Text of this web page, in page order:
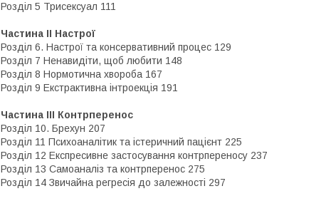
Розділ 5 Трисексуал 111
Частина ІІ Настрої
Розділ 6. Настрої та консервативний процес 129
Розділ 7 Ненавидіти, щоб любити 148
Розділ 8 Нормотична хвороба 167
Розділ 9 Екстрактивна інтроекція 191
Частина ІІІ Контрперенос
Розділ 10. Брехун 207
Розділ 11 Психоаналітик та істеричний пацієнт 225
Розділ 12 Експресивне застосування контрпереносу 237
Розділ 13 Самоаналіз та контрперенос 275
Розділ 14 Звичайна регресія до залежності 297